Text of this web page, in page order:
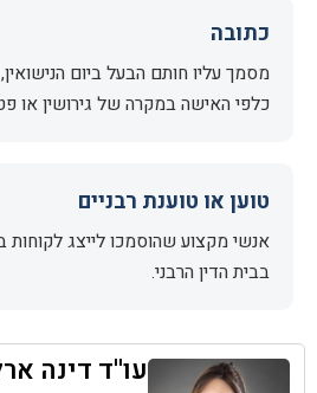
כתובה
מסמך עליו חותם הבעל ביום הנישואין,
כלפי האישה במקרה של גירושין או
טוען או טוענת רבניים
אנשי מקצוע שהוסמכו לייצג לקוחות
בבית הדין הרבני.
עו''ד דינה